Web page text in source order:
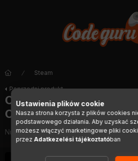
Steam
Poprzedni produkt
Call of Duty: Modern
Collection 3 (DLC)
Numer artykułu:DIGI01546
Ustawienia plików cookie
Nasza strona korzysta z plików cookies
podstawowego działania. Aby uzyskać
możesz włączyć marketingowe pliki
przezAdatkezelési tájékoztatóban